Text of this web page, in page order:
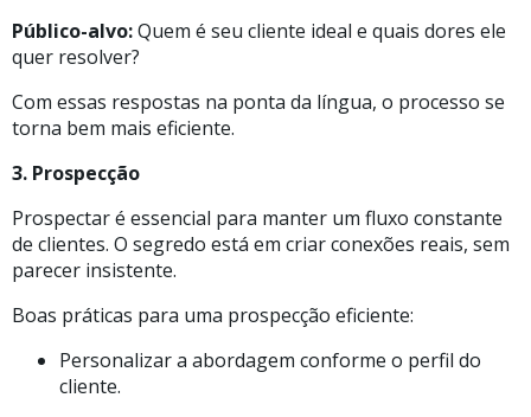
Público-alvo:Quem é seu cliente ideal e quais dores ele
quer resolver?
Com essas respostas na ponta da língua, o processo se
torna bem mais eficiente.
3. Prospecção
Prospectar é essencial para manter um fluxo constante
de clientes. O segredo está em criar conexões reais, sem
parecer insistente.
Boas práticas para uma prospecção eficiente:
Personalizar a abordagem conforme o perfil do
cliente.